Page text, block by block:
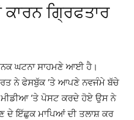
ਗ੍ਰਿਫਤਾਰ
ਘਟਨਾ ਸਾਹਮਣੇ ਆਈ ਹੈ।
ਨੇ ਫੇਸਬੁੱਕ ‘ਤੇ ਆਪਣੇ ਨਵਜੰਮੇ ਬੱਚੇ
‘ਤੇ ਪੋਸਟ ਕਰਦੇ ਹੋਏ ਉਸ ਨੇ
ਇੱਛੁਕ ਮਾਪਿਆਂ ਦੀ ਤਲਾਸ਼ ਕਰ